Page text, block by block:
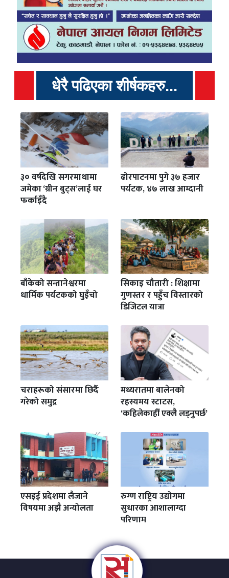
धेरै पढिएका शीर्षकहरु...
३० वर्षदेखि सगरमाथामा
जमेका ‘ग्रीन बुट्स’लाई घर
फर्काइँदै
ढोरपाटनमा पुगे ३७ हजार
पर्यटक, ४७ लाख आम्दानी
बाँकेको सन्तानेश्वरमा
धार्मिक पर्यटकको घुइँचो
सिकाइ चौतारी : शिक्षामा
गुणस्तर र पहुँच विस्तारको
डिजिटल यात्रा
चराहरूको संसारमा छिर्दै
गरेको समुद्र
मध्यरातमा बालेनको
रहस्यमय स्टाटस,
‘कहिलेकाहीँ एक्लै लड्नुपर्छ’
एसइई प्रदेशमा लैजाने
विषयमा अझै अन्योलता
रुग्ण राष्ट्रिय उद्योगमा
सुधारका आशालाग्दा
परिणाम